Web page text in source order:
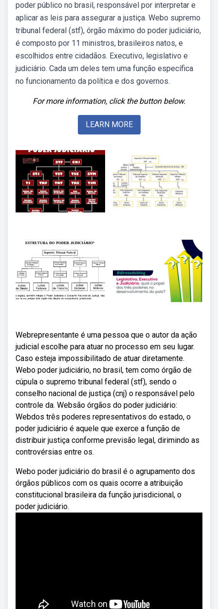
poder público no brasil, responsável por interpretar e
aplicar as leis para assegurar a justiça. Webo supremo
tribunal federal (stf), órgão máximo do poder judiciário,
é composto por 11 ministros, brasileiros natos, e
escolhidos entre cidadãos. Executivo, legislativo e
judiciário. Cada um deles tem uma função específica
no funcionamento da política e dos governos.
For more information, click the button below.
LEARN MORE
Webrepresentante é uma pessoa que o autor da ação
judicial escolhe para atuar no processo em seu lugar.
Caso esteja impossibilitado de atuar diretamente.
Webo poder judiciário, no brasil, tem como órgão de
cúpula o supremo tribunal federal (stf), sendo o
conselho nacional de justiça (cnj) o responsável pelo
controle da. Websão órgãos do poder judiciário:
Webdos três poderes representativos do estado, o
poder judiciário é aquele que exerce a função de
distribuir justiça conforme previsão legal, dirimindo as
controvérsias entre os.
Webo poder judiciário do brasil é o agrupamento dos
órgãos públicos com os quais ocorre a atribuição
constitucional brasileira da função jurisdicional, o
poder judiciário.